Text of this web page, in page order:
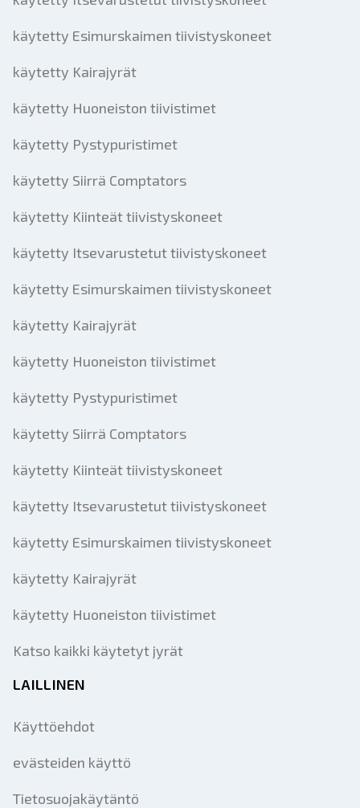
käytetty Esimurskaimen tiivistyskoneet
käytetty Kairajyrät
käytetty Huoneiston tiivistimet
käytetty Pystypuristimet
käytetty Siirrä Comptators
käytetty Kiinteät tiivistyskoneet
käytetty Itsevarustetut tiivistyskoneet
käytetty Esimurskaimen tiivistyskoneet
käytetty Kairajyrät
käytetty Huoneiston tiivistimet
käytetty Pystypuristimet
käytetty Siirrä Comptators
käytetty Kiinteät tiivistyskoneet
käytetty Itsevarustetut tiivistyskoneet
käytetty Esimurskaimen tiivistyskoneet
käytetty Kairajyrät
käytetty Huoneiston tiivistimet
Katso kaikki käytetyt jyrät
LAILLINEN
Käyttöehdot
evästeiden käyttö
Tietosuojakäytäntö